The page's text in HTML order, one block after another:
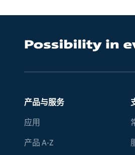
产品与服务
应用
产品 A-Z